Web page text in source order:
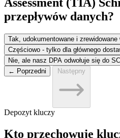
Assessment (TIA)
przepływów danych?
Tak, udokumentowane i
Częściowo - tylko dla głównego
Nie, ale nasz DPA odwołuje się do
← Poprzedni
Następny
Depozyt kluczy
Kto przechowuje